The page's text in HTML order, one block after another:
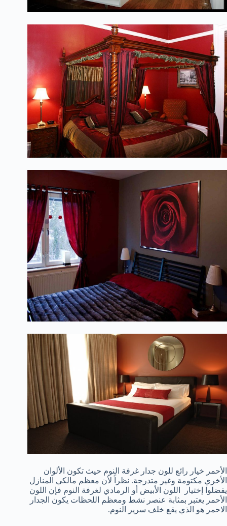
الأحمر خيار رائع للون جدار غرفة النوم حيث تكون الألوان
الأخري مكتومة وغير متدرجة. نظراً لأن معظم مالكي المنازل
يفضلوا إختيار اللون الأبيض أو الرمادي لغرفة النوم فإن اللون
الأحمر يعتبر بمثابة عنصر نشط ومعظم اللحظات يكون الجدار
الاحمر هو الذي يقع خلف سرير النوم.